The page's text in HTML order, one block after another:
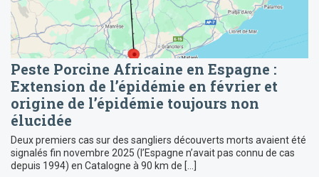
Peste Porcine Africaine en Espagne :
Extension de l’épidémie en février et
origine de l’épidémie toujours non
élucidée
Deux premiers cas sur des sangliers découverts morts avaient été
signalés fin novembre 2025 (l’Espagne n’avait pas connu de cas
depuis 1994) en Catalogne à 90 km de […]